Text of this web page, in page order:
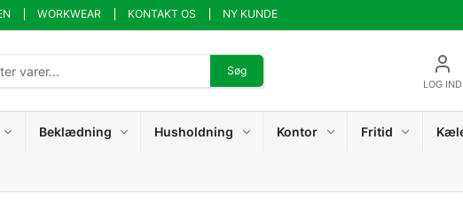
WORKWEAR KONTAKT OS NY KUNDE
Søg
LOG IND
Beklædning Husholdning Kontor Fritid